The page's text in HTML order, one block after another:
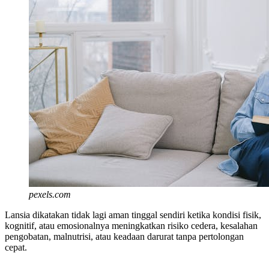
pexels.com
Lansia dikatakan tidak lagi aman tinggal sendiri ketika kondisi fisik,
kognitif, atau emosionalnya meningkatkan risiko cedera, kesalahan
pengobatan, malnutrisi, atau keadaan darurat tanpa pertolongan
cepat.